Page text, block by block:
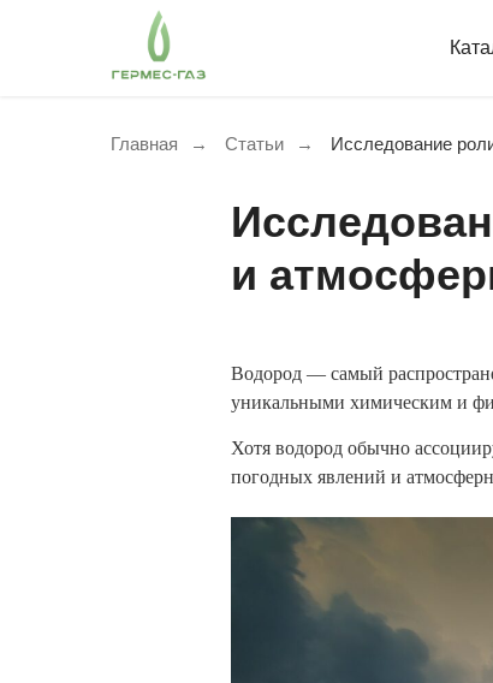
Главная → Статьи → Исследование
и
Водород — самый
уникальными химическим и
Хотя водород обычно
погодных явлений и